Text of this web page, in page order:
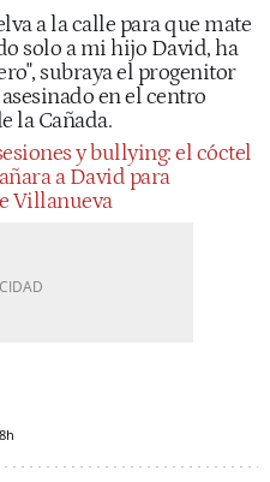
a la calle para que mate
solo a mi hijo David, ha
subraya el progenitor
en el centro
la Cañada.
y bullying: el cóctel
a David para
Villanueva